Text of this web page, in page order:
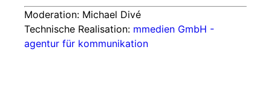
Moderation: Michael Divé
Technische Realisation: mmedien GmbH -
agentur für kommunikation